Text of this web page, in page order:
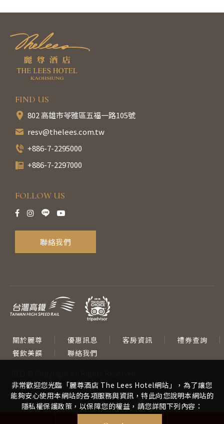
FIND US
802 高雄市苓雅區五福一路105號
resv@thelees.com.tw
+886-7-2295000
+886-7-2297000
FOLLOW US
聯絡我們
關於麗尊 優惠訊息 客房資訊
禮券查詢
餐飲美饌
聯絡我們
網頁設計‧iBest
非常歡迎您光臨「麗尊酒店 The Lees Hotel網站」，為了讓您
能夠安心使用本網站的各項服務與資訊，特此向您說明本網站的
隱私權保護政策，以保障您的權益，請您詳閱下列內容：